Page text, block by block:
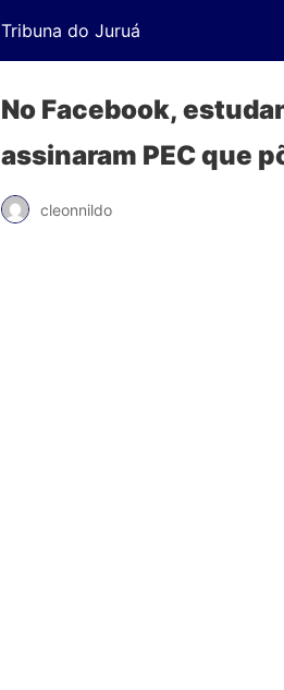
Tribuna do Juruá
No Facebook,
assinaram PEC que
cleonnildo